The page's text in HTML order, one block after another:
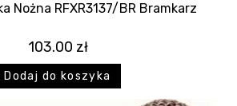
Nożna RFXR3137/BR Bramkarz
103.00 zł
Dodaj do koszyka